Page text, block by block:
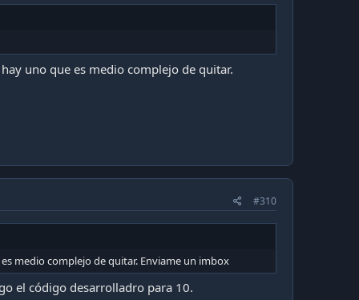
uno que es medio complejo de quitar.
#310
medio complejo de quitar. Enviame un imbox
el código desarrolladro para 10.